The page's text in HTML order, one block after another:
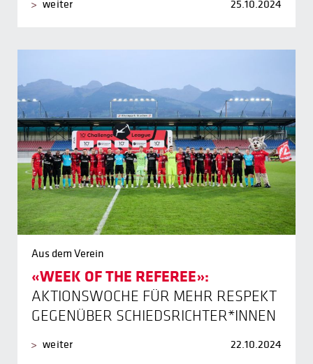
weiter 25.10.2024
Aus dem Verein
«WEEK OF THE REFEREE»:
AKTIONSWOCHE FÜR MEHR RESPEKT
GEGENÜBER SCHIEDSRICHTER*INNEN
weiter 22.10.2024